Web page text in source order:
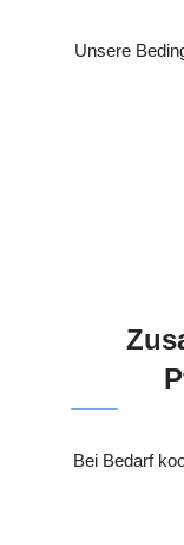
Unsere
Bei Bedarf